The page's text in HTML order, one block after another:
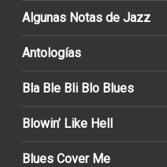
Algunas Notas de Jazz
Antologías
Bla Ble Bli Blo Blues
Blowin’ Like Hell
Blues Cover Me